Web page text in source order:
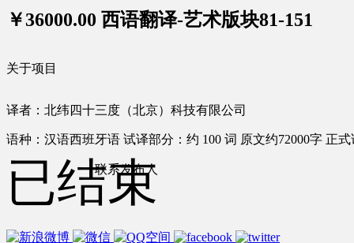
￥36000.00 西语翻译-艺术版块81-151
关于项目
译者：北纬四十三度（北京）科技有限公司
语种：汉语西班牙语 试译部分：约 100 词 原文约72000字 正式
联系发布人
已结束